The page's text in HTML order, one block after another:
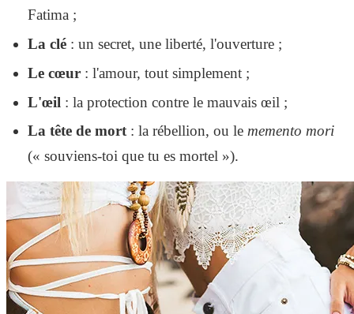
Fatima ;
La clé: un secret, une liberté, l'ouverture ;
Le cœur: l'amour, tout simplement ;
L'œil : la protection contre le mauvais œil ;
La tête de mort: la rébellion, ou le memento mori
(« souviens-toi que tu es mortel »).